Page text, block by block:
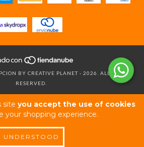
site you accept the use of cookies
your shopping experience.
UNDERSTOOD
BY CREATIVE PLANET - 2026. ALL RIGHTS
RESERVED.